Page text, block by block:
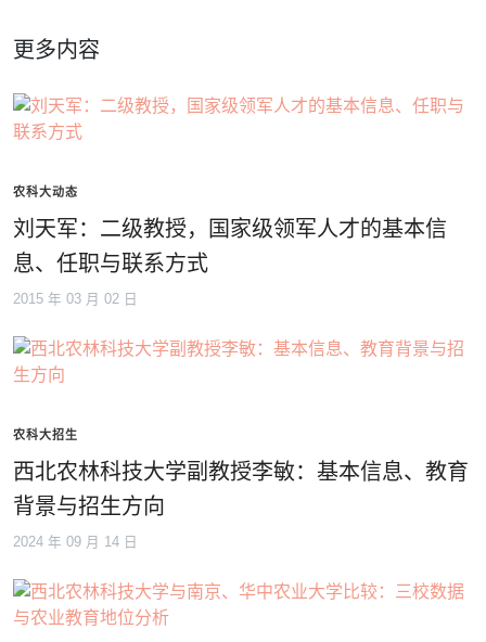
更多内容
农科大动态
刘天军：二级教授，国家级领军人才的基本信
息、任职与联系方式
2015 年 03 月 02 日
农科大招生
西北农林科技大学副教授李敏：基本信息、教育
背景与招生方向
2024 年 09 月 14 日